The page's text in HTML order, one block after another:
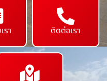
รา ติดต่อเรา